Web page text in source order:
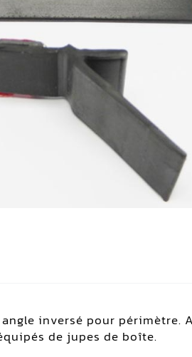
inversé pour périmètre.
de jupes de boîte.